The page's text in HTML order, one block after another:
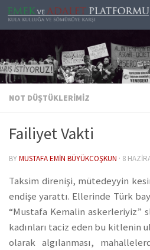
Skip to content
NOT DÜŞTÜKLERIMIZ
Failiyet Vakti
BYMUSTAFA EMIN BÜYÜKCOŞKUN · 8
Taksim direnişi, mütedeyyin
endişe yarattı. Ellerinde Türk
“Mustafa Kemalin askerleriyiz”
kadınları taciz eden bu kitlenin
olarak algılanması,